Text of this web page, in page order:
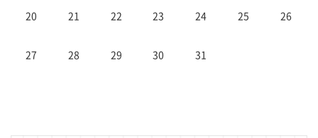
20 21 22 23 24 25 26
27 28 29 30 31